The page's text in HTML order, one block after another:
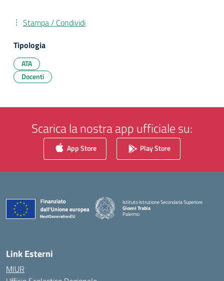
Stampa / Condividi
Tipologia
ATA
Docenti
Scarica la nostra app ufficiale su:
App Store Play Store
Istituto Istruzione Secondaria Superiore
Gioeni Trabia
Palermo
Link Esterni
MIUR